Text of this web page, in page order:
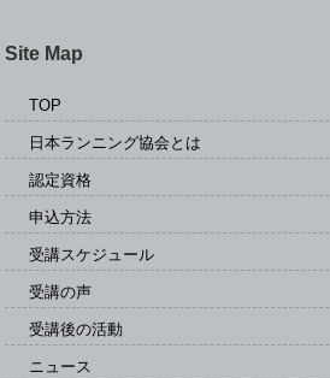
Site Map
TOP
日本ランニング協会とは
認定資格
申込方法
受講スケジュール
受講の声
受講後の活動
ニュース